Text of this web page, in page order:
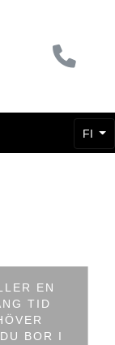
FI
EN
TID
BOR I